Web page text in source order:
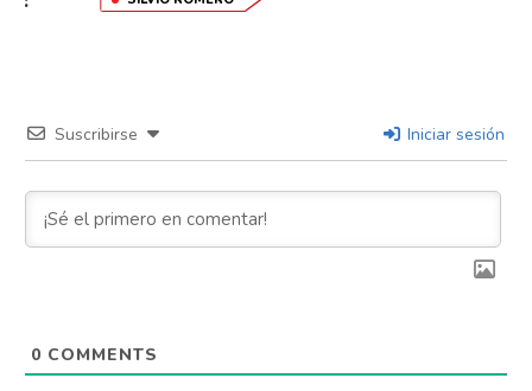
Suscribirse Iniciar sesión
0 COMMENTS